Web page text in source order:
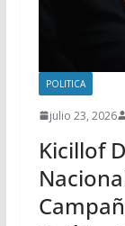
POLITICA
julio 23, 2026
Kicillof